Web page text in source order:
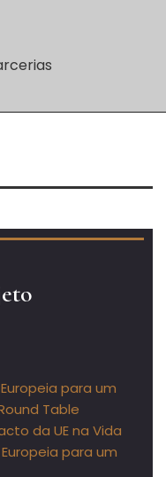
para um
Table
da UE na Vida
para um